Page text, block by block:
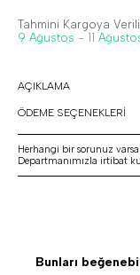
Tahmini Kargoya
9 Ağustos - 11
AÇIKLAMA
ÖDEME SEÇENEKLERİ
Herhangi bir sorunuz
Departmanımızla irtibat
Bunları